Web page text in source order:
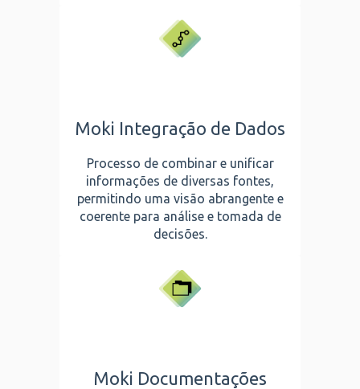
Moki Integração de Dados
Processo de combinar e unificar
informações de diversas fontes,
permitindo uma visão abrangente e
coerente para análise e tomada de
decisões.
Moki Documentações